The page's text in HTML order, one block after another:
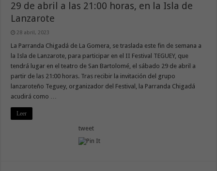
29 de abril a las 21:00 horas, en la Isla de
Lanzarote
28 abril, 2023
La Parranda Chigadá de La Gomera, se traslada este fin de semana a
la Isla de Lanzarote, para participar en el II Festival TEGUEY, que
tendrá lugar en el teatro de San Bartolomé, el sábado 29 de abril a
partir de las 21:00 horas. Tras recibir la invitación del grupo
lanzaroteño Teguey, organizador del Festival, la Parranda Chigadá
acudirá como …
Leer
tweet